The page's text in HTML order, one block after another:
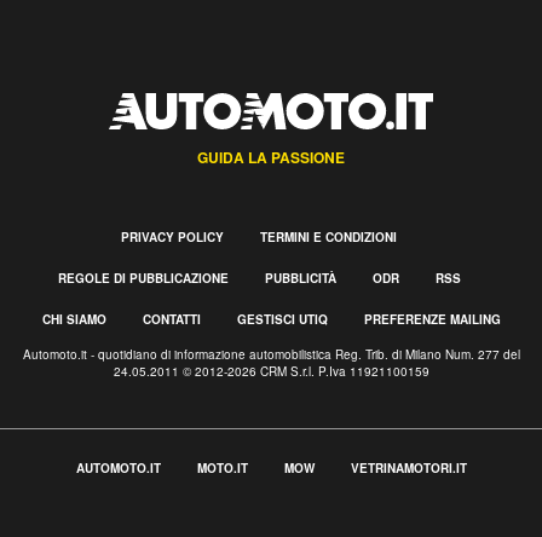
GUIDA LA PASSIONE
PRIVACY POLICY TERMINI E CONDIZIONI
REGOLE DI PUBBLICAZIONE PUBBLICITÀ ODR RSS
CHI SIAMO CONTATTI GESTISCI UTIQ PREFERENZE MAILING
Automoto.it - quotidiano di informazione automobilistica Reg. Trib. di Milano Num. 277 del
24.05.2011 © 2012-2026 CRM S.r.l. P.Iva 11921100159
AUTOMOTO.IT MOTO.IT MOW VETRINAMOTORI.IT